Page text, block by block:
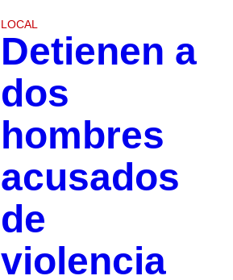
LOCAL
Detienen a
dos
hombres
acusados
de
violencia